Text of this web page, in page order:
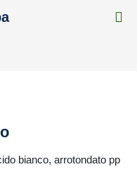
bianco, arrotondato pp